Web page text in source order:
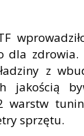
dla
z
jakością
warstw
sprzętu.